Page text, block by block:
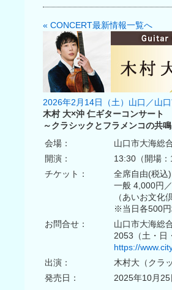
« CONCERT最新情報一覧へ
2026年2月14日（土）山口／山
木村 大×沖 仁ギターコンサート
～クラシックとフラメンコの共
会場：
山口市大海総
開演：
13:30（開場：
チケット：
全席自由(税込)
一般 4,000円
（あいお文
※当日各500
お問合せ：
山口市大海総
2053（土・日
https://
出演：
木村大（クラ
発売日：
2025年10月